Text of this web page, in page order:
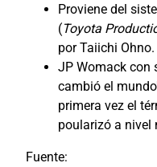
Proviene del
(Toyota
por Taiichi Ohno.
JP Womack con
cambió el
primera vez el
poularizó a nivel
Fuente: